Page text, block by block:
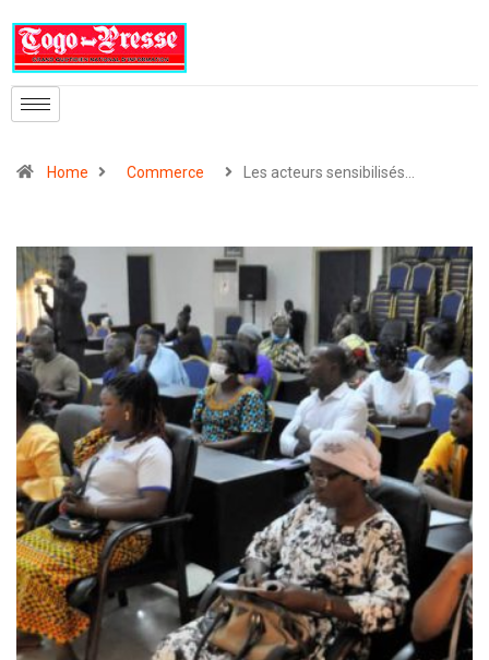
Home Commerce Les acteurs sensibilisés…